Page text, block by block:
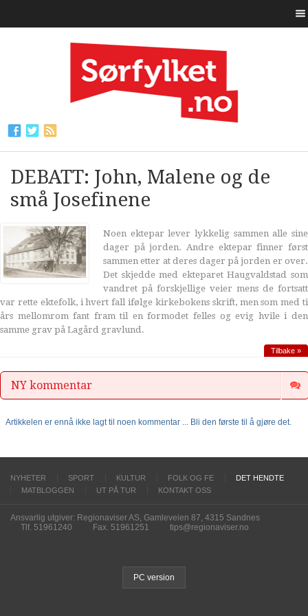
DEBATT: John, Malene og de
små Josefinene
Noen ektepar lever lykkelig sammen alle sine
dager på jorden. Andre ektepar finner først
sammen etter at deres dager på jorden er over.
Det skjedde med ekteparet Haugvaldstad som
vandret på forskjellige veier mens de fortsatt
var rette ektefolk, i hvert fall ifølge kirkebokens skrift, men som med ti
års mellomrom fant fram til en formodet felles og evig hvile i den
samme grav på Lagård gravlund.
Tilbake »
NY kommentar
Artikkelen er ennå ikke lagt til noen kommentar ... Bli den første til å gjøre det.
NYHETER SPORT KULTUR FOLK OG FE
DET HENDTE
MATBLOGGEN
UT PÅ TUR KONTAKT OSS
Ansvarlig utgiver: Regionaviser AS, Gamleveien 87, 4315 Sandnes
Tlf. 51961240
Fax. 51961251 tips@regionaviser.no
PC version